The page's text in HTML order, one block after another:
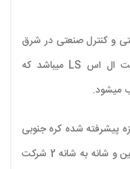
و کنترل صنعتی در شرق
آسیا بدون هیچ شک وشبهه های شرکت ال اس LS میباشد که
میشود.
در کشور تازه پیشرفته شده کره جنوبی
وجود دارد ما را ناخود آگاه بیاد رقابت سنگین و شانه به شانه 2 شرکت